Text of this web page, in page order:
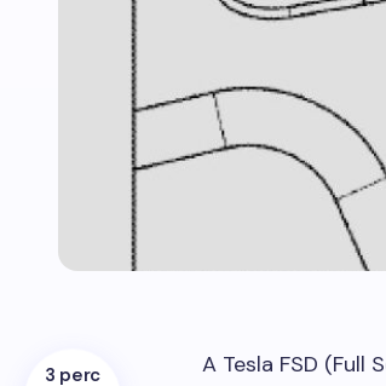
3 perc
A Tesla FSD (Full